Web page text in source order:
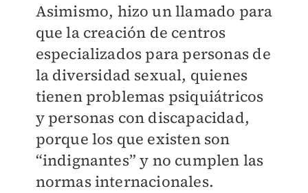
Asimismo, hizo un llamado para
que la creación de centros
especializados para personas de
la diversidad sexual, quienes
tienen problemas psiquiátricos
y personas con discapacidad,
porque los que existen son
“indignantes” y no cumplen las
normas internacionales.